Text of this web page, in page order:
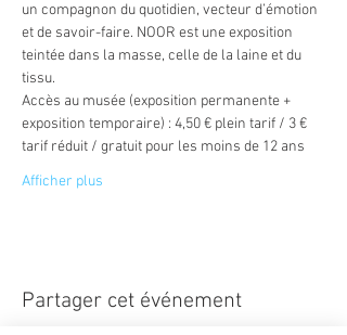
un compagnon du quotidien, vecteur d’émotion
et de savoir-faire. NOOR est une exposition
teintée dans la masse, celle de la laine et du
tissu.
Accès au musée (exposition permanente +
exposition temporaire) : 4,50 € plein tarif / 3 €
tarif réduit / gratuit pour les moins de 12 ans
Afficher plus
Partager cet événement